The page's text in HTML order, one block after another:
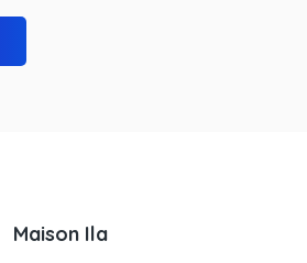
Maison Ila